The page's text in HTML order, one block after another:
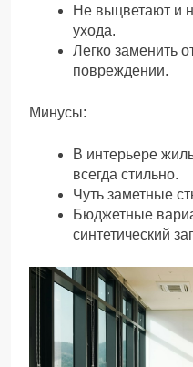
Не выцветают и
ухода.
Легко заменить
повреждении.
Минусы:
В интерьере
всегда стильно.
Чуть заметные
Бюджетные
синтетический